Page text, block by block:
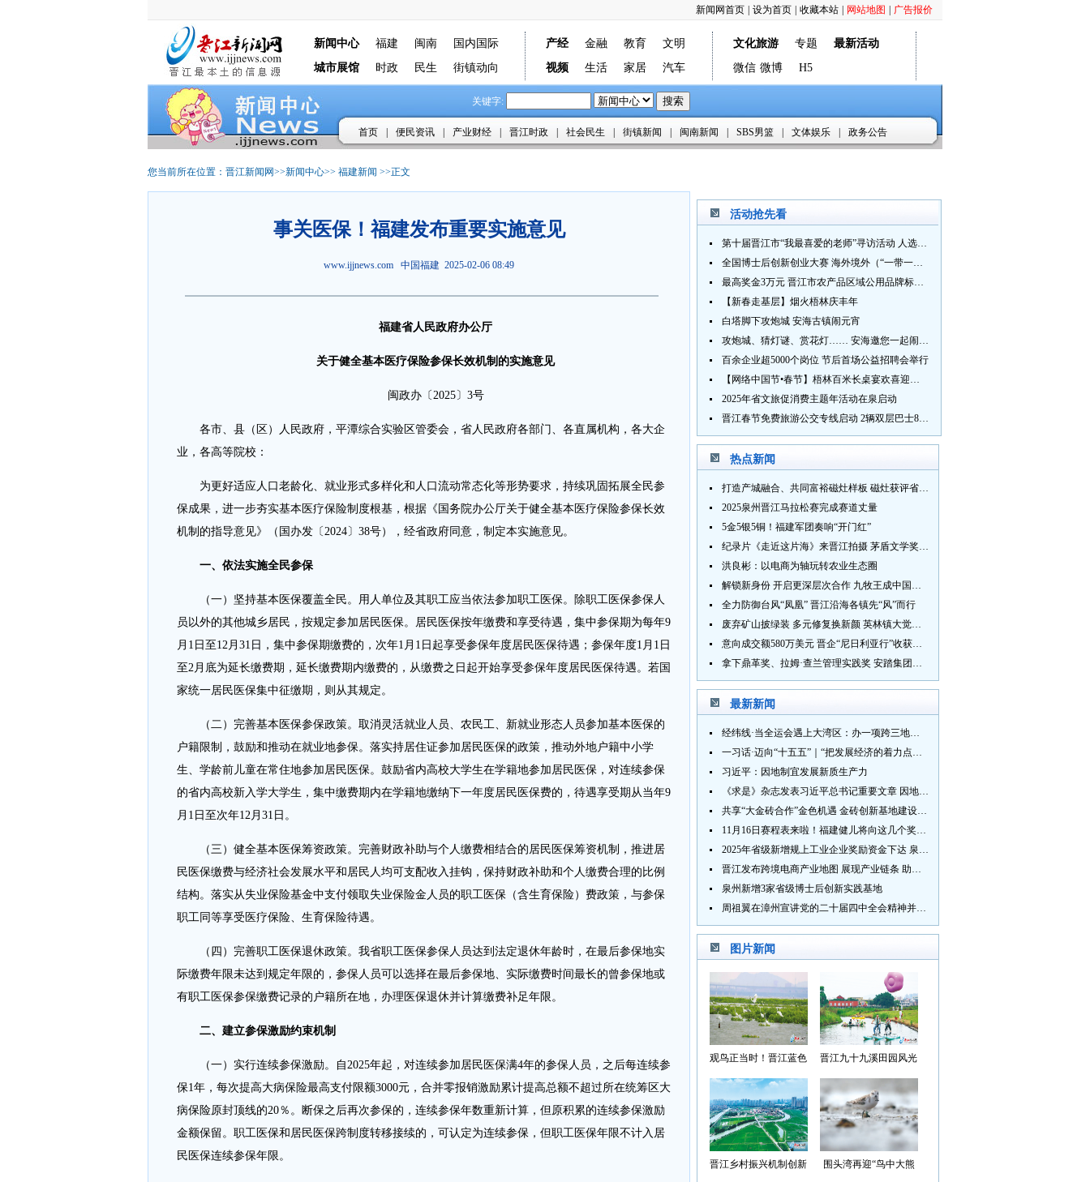
广告报价
网站地图
收藏本站
设为首页
新闻网首页
新闻中心 福建 闽南
国内国际
城市展馆
时政 民生 街镇动向
产经 金融 教育
文明
视频
生活 家居 汽车
文化旅游 专题
最新活动
微信 微博 H5
关键字:
首页 便民资讯 产业财经 晋江时政 社会民生 街镇新闻 闽南新闻 SBS男篮 文体娱乐 政务公告
您当前所在位置： 晋江新闻网>>新闻中心>> 福建新闻 >>正文
事关医保！福建发布重要实施意见
www.ijjnews.com 中国福建 2025-02-06 08:49
福建省人民政府办公厅
关于健全基本医疗保险参保长效机制的实施意见
闽政办〔2025〕3号
各市、县（区）人民政府，平潭综合实验区管委会，省人民政府各部门、各直属机构，各大企
业，各高等院校：
为更好适应人口老龄化、就业形式多样化和人口流动常态化等形势要求，持续巩固拓展全民参
保成果，进一步夯实基本医疗保险制度根基，根据《国务院办公厅关于健全基本医疗保险参保长效
机制的指导意见》（国办发〔2024〕38号），经省政府同意，制定本实施意见。
一、依法实施全民参保
（一）坚持基本医保覆盖全民。用人单位及其职工应当依法参加职工医保。除职工医保参保人
员以外的其他城乡居民，按规定参加居民医保。居民医保按年缴费和享受待遇，集中参保期为每年9
月1日至12月31日，集中参保期缴费的，次年1月1日起享受参保年度居民医保待遇；参保年度1月1日
至2月底为延长缴费期，延长缴费期内缴费的，从缴费之日起开始享受参保年度居民医保待遇。若国
家统一居民医保集中征缴期，则从其规定。
（二）完善基本医保参保政策。取消灵活就业人员、农民工、新就业形态人员参加基本医保的
户籍限制，鼓励和推动在就业地参保。落实持居住证参加居民医保的政策，推动外地户籍中小学
生、学龄前儿童在常住地参加居民医保。鼓励省内高校大学生在学籍地参加居民医保，对连续参保
的省内高校新入学大学生，集中缴费期内在学籍地缴纳下一年度居民医保费的，待遇享受期从当年9
月1日至次年12月31日。
（三）健全基本医保筹资政策。完善财政补助与个人缴费相结合的居民医保筹资机制，推进居
民医保缴费与经济社会发展水平和居民人均可支配收入挂钩，保持财政补助和个人缴费合理的比例
结构。落实从失业保险基金中支付领取失业保险金人员的职工医保（含生育保险）费政策，与参保
职工同等享受医疗保险、生育保险待遇。
（四）完善职工医保退休政策。我省职工医保参保人员达到法定退休年龄时，在最后参保地实
际缴费年限未达到规定年限的，参保人员可以选择在最后参保地、实际缴费时间最长的曾参保地或
有职工医保参保缴费记录的户籍所在地，办理医保退休并计算缴费补足年限。
二、建立参保激励约束机制
（一）实行连续参保激励。自2025年起，对连续参加居民医保满4年的参保人员，之后每连续参
保1年，每次提高大病保险最高支付限额3000元，合并零报销激励累计提高总额不超过所在统筹区大
病保险原封顶线的20％。断保之后再次参保的，连续参保年数重新计算，但原积累的连续参保激励
金额保留。职工医保和居民医保跨制度转移接续的，可认定为连续参保，但职工医保年限不计入居
民医保连续参保年限。
活动抢先看
第十届晋江市“我最喜爱的老师”寻访活动 人选推荐火热进行中 快来“秀”您最喜爱的老师
全国博士后创新创业大赛 海外境外（“一带一路”）赛七大赛道等你来战
最高奖金3万元 晋江市农产品区域公用品牌标识Logo及特色农产品包装设计征集活动正式启动
【新春走基层】烟火梧林庆丰年
白塔脚下攻炮城 安海古镇闹元宵
攻炮城、猜灯谜、赏花灯…… 安海邀您一起闹元宵
百余企业超5000个岗位 节后首场公益招聘会举行
【网络中国节•春节】梧林百米长桌宴欢喜迎新春
2025年省文旅促消费主题年活动在泉启动
晋江春节免费旅游公交专线启动 2辆双层巴士8辆铛铛车带你游
热点新闻
打造产城融合、共同富裕磁灶样板 磁灶获评省级乡村振兴示范乡镇
2025泉州晋江马拉松赛完成赛道丈量
5金5银5铜！福建军团奏响“开门红”
纪录片《走近这片海》来晋江拍摄 茅盾文学奖得主麦家探寻晋江“海海”人生
洪良彬：以电商为轴玩转农业生态圈
解锁新身份 开启更深层次合作 九牧王成中国奥委会官方赞助商
全力防御台风“凤凰” 晋江沿海各镇先“风”而行
废弃矿山披绿装 多元修复换新颜 英林镇大觉山片区废弃矿山生态修复项目通过验收
意向成交额580万美元 晋企“尼日利亚行”收获满满
拿下鼎革奖、拉姆·查兰管理实践奖 安踏集团获企业管理权威奖项
最新新闻
经纬线·当全运会遇上大湾区：办一项跨三地的赛事有多硬核？
一习话·迈向“十五五”｜“把发展经济的着力点放在实体经济上”
习近平：因地制宜发展新质生产力
《求是》杂志发表习近平总书记重要文章 因地制宜发展新质生产力
共享“大金砖合作”金色机遇 金砖创新基地建设成效显著
11月16日赛程表来啦！福建健儿将向这几个奖牌发起冲击→
2025年省级新增规上工业企业奖励资金下达 泉州市获补资金居全省首位
晋江发布跨境电商产业地图 展现产业链条 助力“晋品出海”
泉州新增3家省级博士后创新实践基地
周祖翼在漳州宣讲党的二十届四中全会精神并调研
图片新闻
观鸟正当时！晋江蓝色
晋江九十九溪田园风光
光”首批认定名单
晋江乡村振兴机制创新
围头湾再迎“鸟中大熊